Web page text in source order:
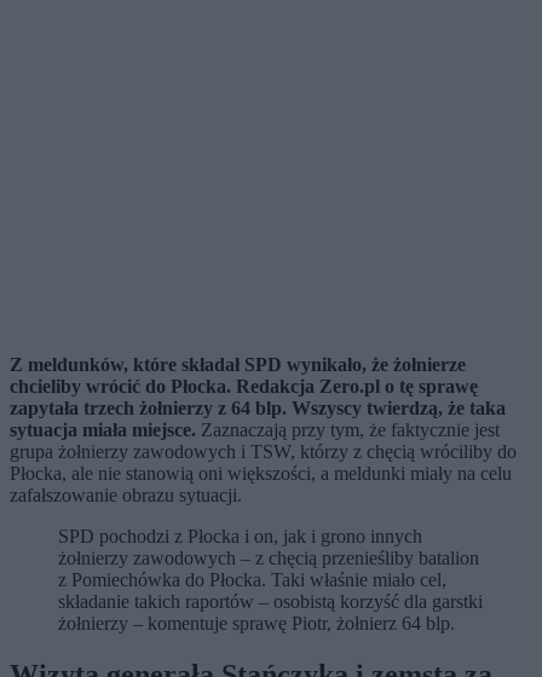
Z meldunków, które składał SPD wynikało, że żołnierze
chcieliby wrócić do Płocka. Redakcja Zero.pl o tę sprawę
zapytała trzech żołnierzy z 64 blp. Wszyscy twierdzą, że taka
sytuacja miała miejsce. Zaznaczają przy tym, że faktycznie jest
grupa żołnierzy zawodowych i TSW, którzy z chęcią wróciliby do
Płocka, ale nie stanowią oni większości, a meldunki miały na celu
zafałszowanie obrazu sytuacji.
SPD pochodzi z Płocka i on, jak i grono innych
żołnierzy zawodowych – z chęcią przenieśliby batalion
z Pomiechówka do Płocka. Taki właśnie miało cel,
składanie takich raportów – osobistą korzyść dla garstki
żołnierzy – komentuje sprawę Piotr, żołnierz 64 blp.